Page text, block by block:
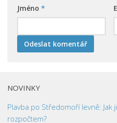
Jméno *
NOVINKY
Plavba po Středomoří levně:
rozpočtem?